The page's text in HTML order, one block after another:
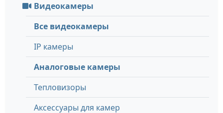
Видеокамеры
Все видеокамеры
IP камеры
Аналоговые камеры
Тепловизоры
Аксессуары для камер